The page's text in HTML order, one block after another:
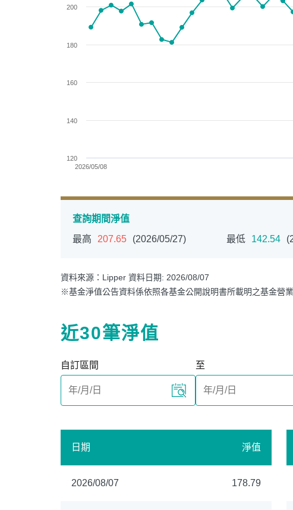
壽星優惠 醫療生化 中
The chart has 1 X axis displaying categories.
The chart has 1 Y axis displaying values. Data ranges
2026/05/08
140
160
180
200
120
查詢期間淨值
最高
207.65 (2026/05/27) 最低 142.54
資料來源：Lipper 資料日期: 2026/08/07
※基金淨值公告資料係依照各基金公開說明書所載明之基金營
近30筆淨值
自訂區間 至
日期 淨值
2026/08/07 178.79